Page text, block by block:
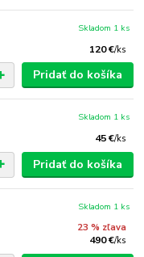
120 €/ks
Skladom 1 ks
Pridať do košíka
45 €/ks
Skladom 1 ks
Pridať do košíka
23 % zľava
490 €/ks
Skladom 1 ks